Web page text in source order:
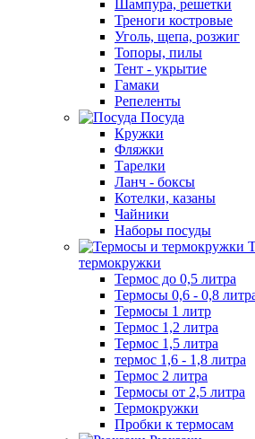
Шампура, решетки
Треноги костровые
Уголь, щепа, розжиг
Топоры, пилы
Тент - укрытие
Гамаки
Репеленты
Посуда
Кружки
Фляжки
Тарелки
Ланч - боксы
Котелки, казаны
Чайники
Наборы посуды
термокружки
Термос до 0,5 литра
Термосы 0,6 - 0,8
Термосы 1 литр
Термос 1,2 литра
Термос 1,5 литра
термос 1,6 - 1,8 литра
Термос 2 литра
Термосы от 2,5 литра
Термокружки
Пробки к термосам